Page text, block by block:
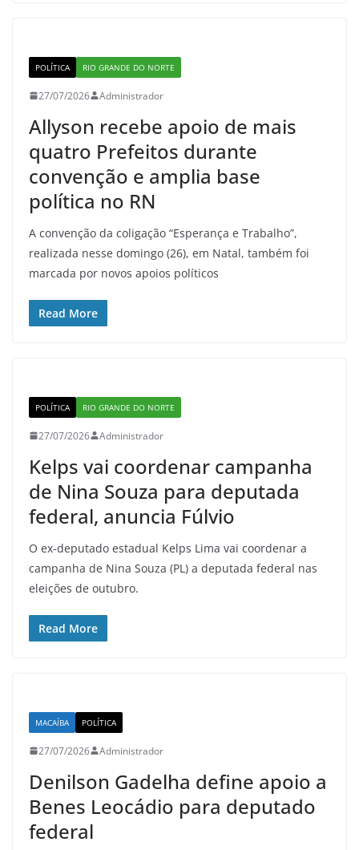
POLÍTICA RIO GRANDE DO NORTE
27/07/2026 Administrador
Allyson recebe apoio de mais
quatro Prefeitos durante
convenção e amplia base
política no RN
A convenção da coligação “Esperança e Trabalho”,
realizada nesse domingo (26), em Natal, também foi
marcada por novos apoios políticos
Read More
POLÍTICA RIO GRANDE DO NORTE
27/07/2026 Administrador
Kelps vai coordenar campanha
de Nina Souza para deputada
federal, anuncia Fúlvio
O ex-deputado estadual Kelps Lima vai coordenar a
campanha de Nina Souza (PL) a deputada federal nas
eleições de outubro.
Read More
MACAÍBA POLÍTICA
27/07/2026 Administrador
Denilson Gadelha define apoio a
Benes Leocádio para deputado
federal